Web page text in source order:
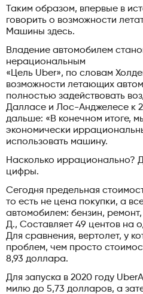
Таким образом, впервые в
говорить о возможности
Машины здесь.
Владение автомобилем
нерациональным
«Цель Uber», по словам
возможности летающих
полностью задействовать
Далласе и Лос-Анджелесе к
дальше: «В конечном итоге,
экономически
использовать машину.
Насколько иррационально?
цифры.
Сегодня предельная
то есть не цена покупки, а
автомобилем: бензин,
Д., Составляет 49 центов на
Для сравнения, вертолет, у
проблем, чем просто
8,93 доллара.
Для запуска в 2020 году
милю до 5,73 долларов, а